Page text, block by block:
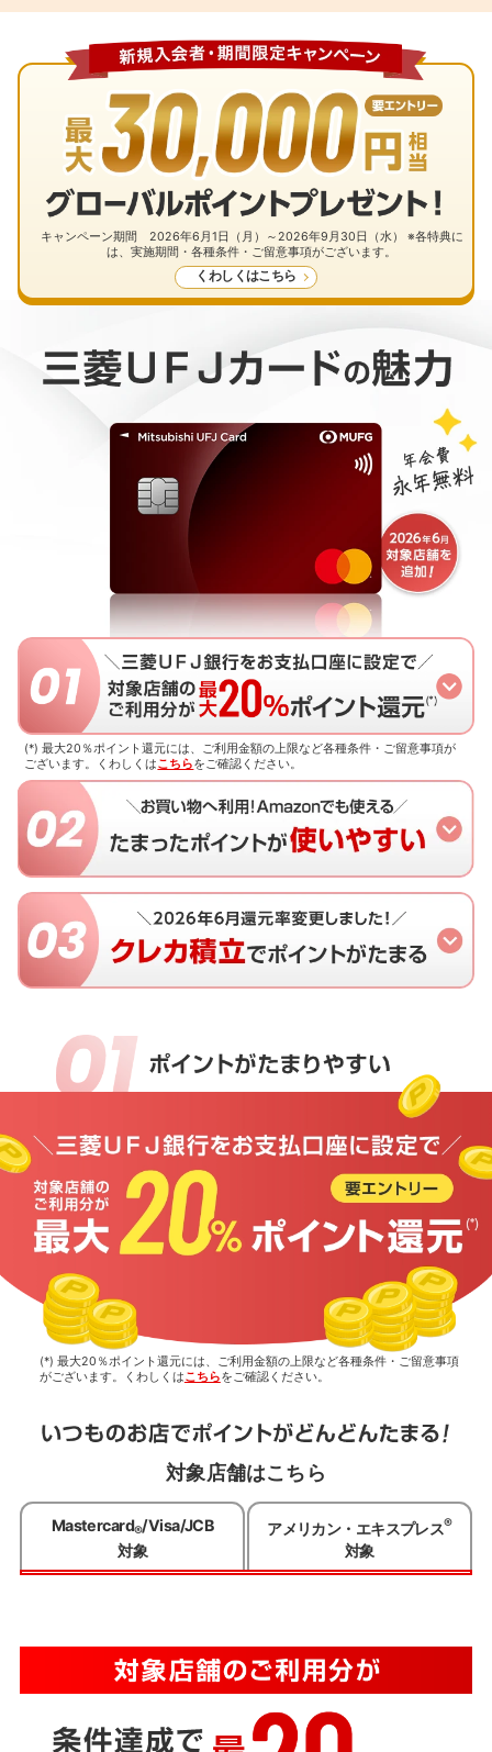
キャンペーン期間 2026年6月1日（月）～2026年9月30日（水） ※各特典に
は、実施期間・各種条件・ご留意事項がございます。
くわしくはこちら
(*) 最大20％ポイント還元には、ご利用金額の上限など各種条件・ご留意事項が
ございます。
くわしくはこちらをご確認ください。
(*) 最大20％ポイント還元には、ご利用金額の上限など各種条件・ご留意事項
がございます。くわしくはこちらをご確認ください。
対象店舗はこちら
Mastercard®/Visa/JCB
対象
アメリカン・エキスプレス®
対象